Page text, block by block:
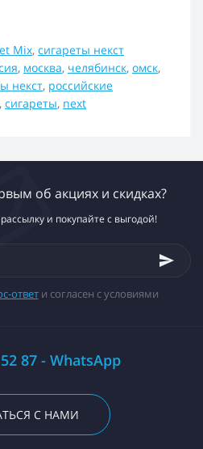
Mix, сигареты некст
, москва, челябинск, омск,
некст, российские
, сигареты, next
об акциях и скидках?
и покупайте с выгодой!
ответи согласен с условиями
87 - WhatsApp
С НАМИ